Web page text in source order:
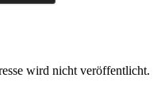
wird nicht veröffentlicht.